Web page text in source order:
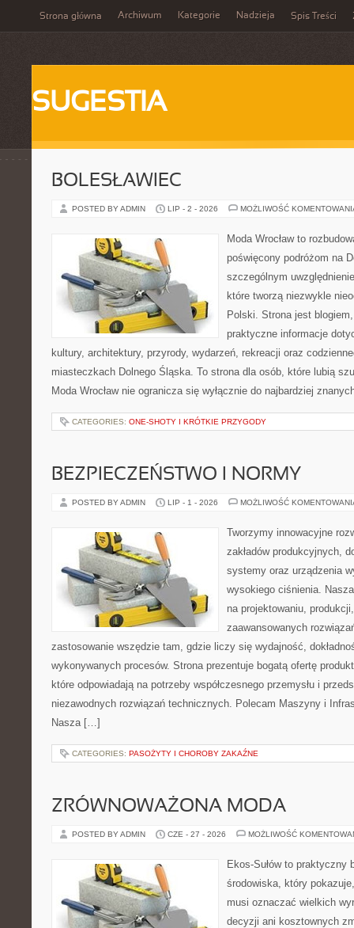
Strona główna Archiwum Kategorie Nadzieja Spis Treści
SUGESTIA
BOLESŁAWIEC
POSTED BY ADMIN LIP - 2 - 2026 MOŻLIWOŚĆ
Moda Wrocław to
poświęcony podróżom na
szczególnym
które tworzą niezwykle
Polski. Strona jest
praktyczne informacje
kultury, architektury, przyrody, wydarzeń, rekreacji oraz
miasteczkach Dolnego Śląska. To strona dla osób, które lubią
Moda Wrocław nie ogranicza się wyłącznie do najbardziej
CATEGORIES: ONE-SHOTY I KRÓTKIE PRZYGODY
BEZPIECZEŃSTWO I NORMY
POSTED BY ADMIN LIP - 1 - 2026 MOŻLIWOŚĆ
Tworzymy innowacyjne
zakładów produkcyjnych,
systemy oraz urządzenia
wysokiego ciśnienia.
na projektowaniu,
zaawansowanych
zastosowanie wszędzie tam, gdzie liczy się wydajność,
wykonywanych procesów. Strona prezentuje bogatą ofertę
które odpowiadają na potrzeby współczesnego przemysłu i
niezawodnych rozwiązań technicznych. Polecam Maszyny i
Nasza […]
CATEGORIES: PASOŻYTY I CHOROBY ZAKAŹNE
ZRÓWNOWAŻONA MODA
POSTED BY ADMIN CZE - 27 - 2026 MOŻLIWOŚĆ
Ekos-Sułów to praktyczny
środowiska, który
musi oznaczać wielkich
decyzji ani kosztownych